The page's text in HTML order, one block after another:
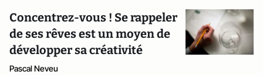
Concentrez-vous ! Se rappeler
de ses rêves est un moyen de
développer sa créativité
Pascal Neveu